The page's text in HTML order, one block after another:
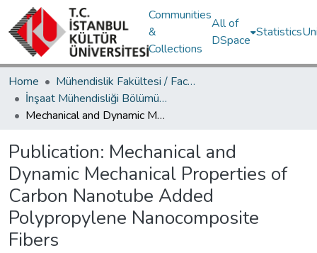
Communities
&
Collections
All of
DSpace
Statistics
Home
Mühendislik Fakültesi / Faculty of Engineering
İnşaat Mühendisliği Bölümü / Department of Civil Engineering
Mechanical and Dynamic Mechanical Properties of Carbon Nanotube Added Polypropylene Nanocomposite Fibers
Publication: Mechanical and
Dynamic Mechanical Properties of
Carbon Nanotube Added
Polypropylene Nanocomposite
Fibers